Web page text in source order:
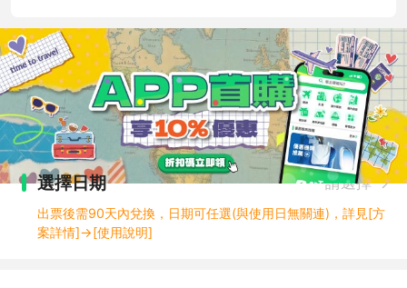
選擇日期 請選擇
出票後需90天內兌換，日期可任選(與使用日無關連)，詳見[方
案詳情]→[使用說明]